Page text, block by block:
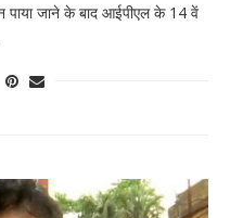
पाया जाने के बाद आईपीएल के 14 वें